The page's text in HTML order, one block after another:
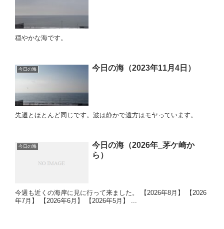
穏やかな海です。
今日の海 今日の海（2023年11月4日）
先週とほとんど同じです。波は静かで遠方はモヤっています。
今日の海
今日の海（2026年_茅ケ崎か
ら）
今週も近くの海岸に見に行って来ました。 【2026年8月】 【2026
年7月】 【2026年6月】 【2026年5月】 ...